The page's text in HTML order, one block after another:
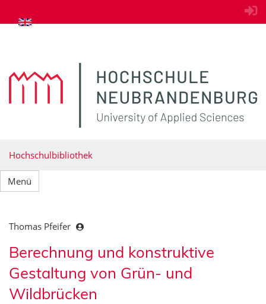
zum Inhalt springen
Hochschulbibliothek
Menü
Thomas Pfeifer
Berechnung und konstruktive
Gestaltung von Grün- und
Wildbrücken